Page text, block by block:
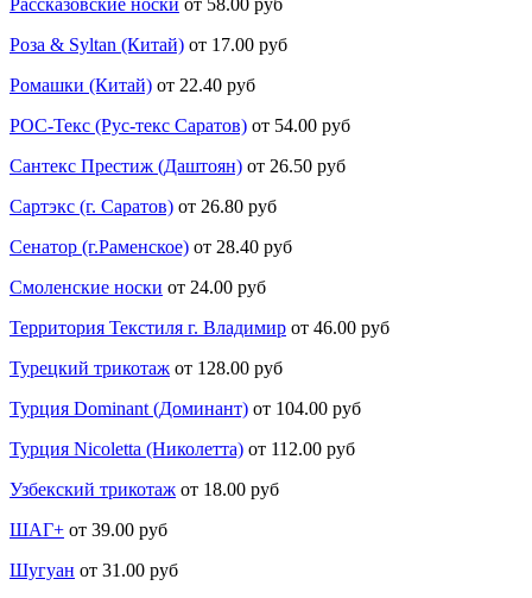
Роза & Syltan (Китай) от 17.00 руб
Ромашки (Китай) от 22.40 руб
РОС-Текс (Рус-текс Саратов) от 54.00 руб
Сантекс Престиж (Даштоян) от 26.50 руб
Сартэкс (г. Саратов) от 26.80 руб
Сенатор (г.Раменское) от 28.40 руб
Смоленские носки от 24.00 руб
Территория Текстиля г. Владимир от 46.00 руб
Турецкий трикотаж от 128.00 руб
Турция Dominant (Доминант) от 104.00 руб
Турция Nicoletta (Николетта) от 112.00 руб
Узбекский трикотаж от 18.00 руб
ШАГ+ от 39.00 руб
Шугуан от 31.00 руб